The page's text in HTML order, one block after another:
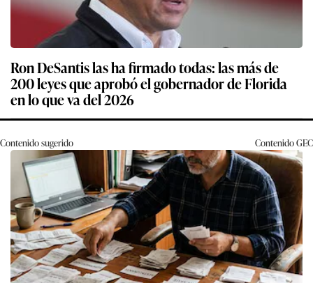
Ron DeSantis las ha firmado todas: las más de
200 leyes que aprobó el gobernador de Florida
en lo que va del 2026
Contenido sugerido ContenidoGEC